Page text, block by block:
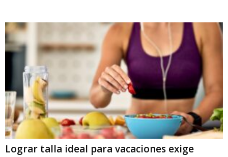
Lograr talla ideal para vacaciones exige